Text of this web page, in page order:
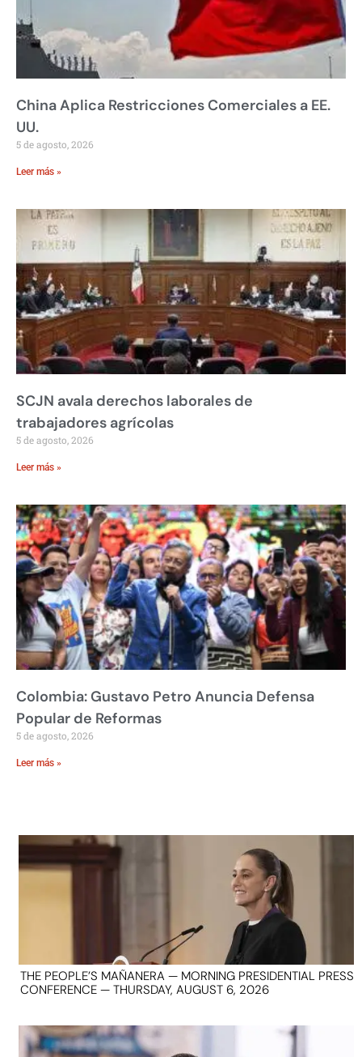
China Aplica Restricciones Comerciales a EE.
UU.
5 de agosto, 2026
Leer más »
SCJN avala derechos laborales de
trabajadores agrícolas
5 de agosto, 2026
Leer más »
Colombia: Gustavo Petro Anuncia Defensa
Popular de Reformas
5 de agosto, 2026
Leer más »
THE PEOPLE’S MAÑANERA — MORNING PRESIDENTIAL PRESS
CONFERENCE — THURSDAY, AUGUST 6, 2026